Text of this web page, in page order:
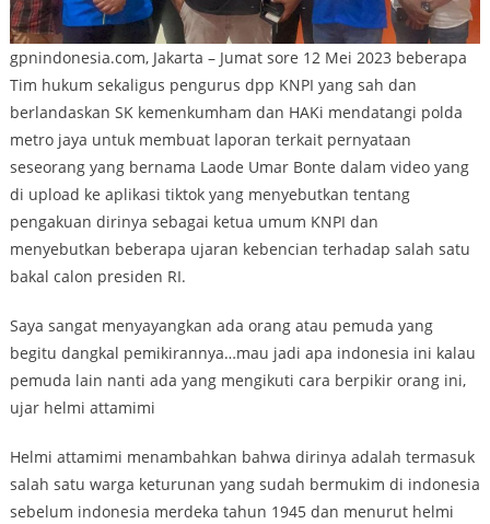
gpnindonesia.com, Jakarta – Jumat sore 12 Mei 2023 beberapa
Tim hukum sekaligus pengurus dpp KNPI yang sah dan
berlandaskan SK kemenkumham dan HAKi mendatangi polda
metro jaya untuk membuat laporan terkait pernyataan
seseorang yang bernama Laode Umar Bonte dalam video yang
di upload ke aplikasi tiktok yang menyebutkan tentang
pengakuan dirinya sebagai ketua umum KNPI dan
menyebutkan beberapa ujaran kebencian terhadap salah satu
bakal calon presiden RI.
Saya sangat menyayangkan ada orang atau pemuda yang
begitu dangkal pemikirannya…mau jadi apa indonesia ini kalau
pemuda lain nanti ada yang mengikuti cara berpikir orang ini,
ujar helmi attamimi
Helmi attamimi menambahkan bahwa dirinya adalah termasuk
salah satu warga keturunan yang sudah bermukim di indonesia
sebelum indonesia merdeka tahun 1945 dan menurut helmi